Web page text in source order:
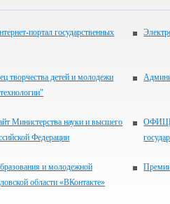
портал государственных
творчества детей и молодежи
Министерства науки и высшего
Федерации
и молодежной
области «ВКонтакте»